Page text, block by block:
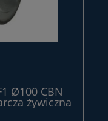
Ø100 CBN
żywiczna